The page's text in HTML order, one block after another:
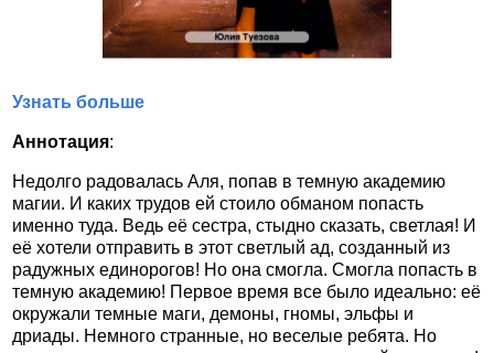
Узнать больше
Аннотация:
Недолго радовалась Аля, попав в темную академию
магии. И каких трудов ей стоило обманом попасть
именно туда. Ведь её сестра, стыдно сказать, светлая! И
её хотели отправить в этот светлый ад, созданный из
радужных единорогов! Но она смогла. Смогла попасть в
темную академию! Первое время все было идеально: её
окружали темные маги, демоны, гномы, эльфы и
дриады. Немного странные, но веселые ребята. Но